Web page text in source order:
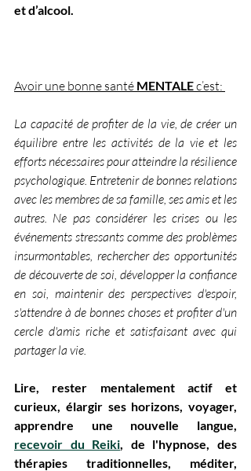
et d’alcool.
Avoir une bonne santé MENTALE c’est:
La capacité de profiter de la vie, de créer un
équilibre entre les activités de la vie et les
efforts nécessaires pour atteindre la résilience
psychologique. Entretenir de bonnes relations
avec les membres de sa famille, ses amis et les
autres. Ne pas considérer les crises ou les
événements stressants comme des problèmes
insurmontables, rechercher des opportunités
de découverte de soi, développer la confiance
en soi, maintenir des perspectives d'espoir,
s'attendre à de bonnes choses et profiter d'un
cercle d'amis riche et satisfaisant avec qui
partager la vie.
Lire, rester mentalement actif et
curieux, élargir ses horizons, voyager,
recevoir du Reiki, de l'hypnose, des
thérapies traditionnelles, méditer,